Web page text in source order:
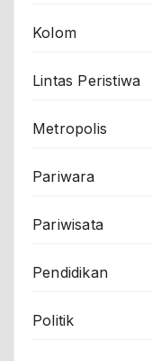
Kolom
Lintas Peristiwa
Metropolis
Pariwara
Pariwisata
Pendidikan
Politik